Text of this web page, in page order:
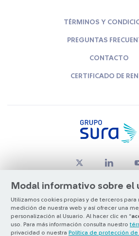
Modal informativo sobre el
Utilizamos cookies propias y de terceros para
medición de nuestra web y así ofrecer una
personalización al Usuario. Al hacer clic en “
uso. Para más información consulta nuestro
privacidad o nuestra Política de protección de
TÉRMINOS Y
PREGUNTAS
CONTACTO
CERTIFICADO DE
© Copyright Grupo